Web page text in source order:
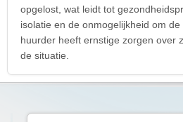
opgelost, wat leidt tot
isolatie en de onmogelijkheid om
huurder heeft ernstige zorgen over
de situatie.